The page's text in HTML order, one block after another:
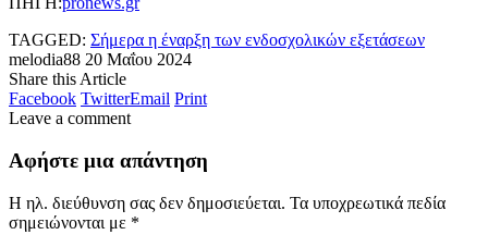
TAGGED: Σήμερα η έναρξη των ενδοσχολικών εξετάσεων
melodia88 20 Μαΐου 2024
Share this Article
Facebook TwitterEmail Print
Leave a comment
Αφήστε μια απάντηση
Η ηλ. διεύθυνση σας δεν δημοσιεύεται. Τα υποχρεωτικά πεδία
σημειώνονται με *